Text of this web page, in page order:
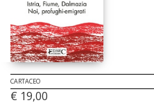
CARTACEO
€ 19,00